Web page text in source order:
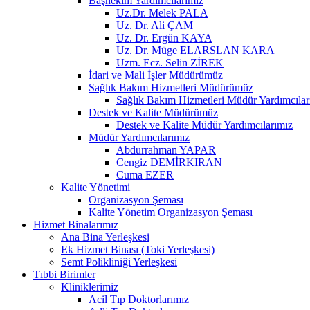
Uz.Dr. Melek PALA
Uz. Dr. Ali ÇAM
Uz. Dr. Ergün KAYA
Uz. Dr. Müge ELARSLAN KARA
Uzm. Ecz. Selin ZİREK
İdari ve Mali İşler Müdürümüz
Sağlık Bakım Hizmetleri Müdürümüz
Sağlık Bakım Hizmetleri Müdür
Destek ve Kalite Müdürümüz
Destek ve Kalite Müdür Yardımcılarımız
Müdür Yardımcılarımız
Abdurrahman YAPAR
Cengiz DEMİRKIRAN
Cuma EZER
Kalite Yönetimi
Organizasyon Şeması
Kalite Yönetim Organizasyon Şeması
Hizmet Binalarımız
Ana Bina Yerleşkesi
Ek Hizmet Binası (Toki Yerleşkesi)
Semt Polikliniği Yerleşkesi
Tıbbi Birimler
Kliniklerimiz
Acil Tıp Doktorlarımız